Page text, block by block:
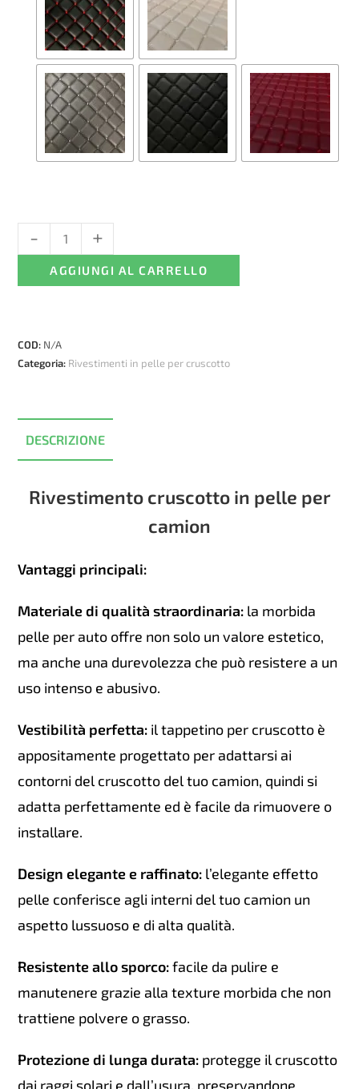
Rivestimento
in
camion
RENAULT
- +
AGGIUNGI AL CARRELLO
COD: N/A
Categoria: Rivestimenti in pelle per cruscotto
DESCRIZIONE
Rivestimento cruscotto in pelle per
camion
Vantaggi principali:
Materiale di qualità straordinaria: la morbida
pelle per auto offre non solo un valore estetico,
ma anche una durevolezza che può resistere a un
uso intenso e abusivo.
Vestibilità perfetta: il tappetino per cruscotto è
appositamente progettato per adattarsi ai
contorni del cruscotto del tuo camion, quindi si
adatta perfettamente ed è facile da rimuovere o
installare.
Design elegante e raffinato: l’elegante effetto
pelle conferisce agli interni del tuo camion un
aspetto lussuoso e di alta qualità.
Resistente allo sporco:facile da pulire e
manutenere grazie alla texture morbida che non
trattiene polvere o grasso.
Protezione di lunga durata: protegge il cruscotto
dai raggi solari e dall’usura, preservandone